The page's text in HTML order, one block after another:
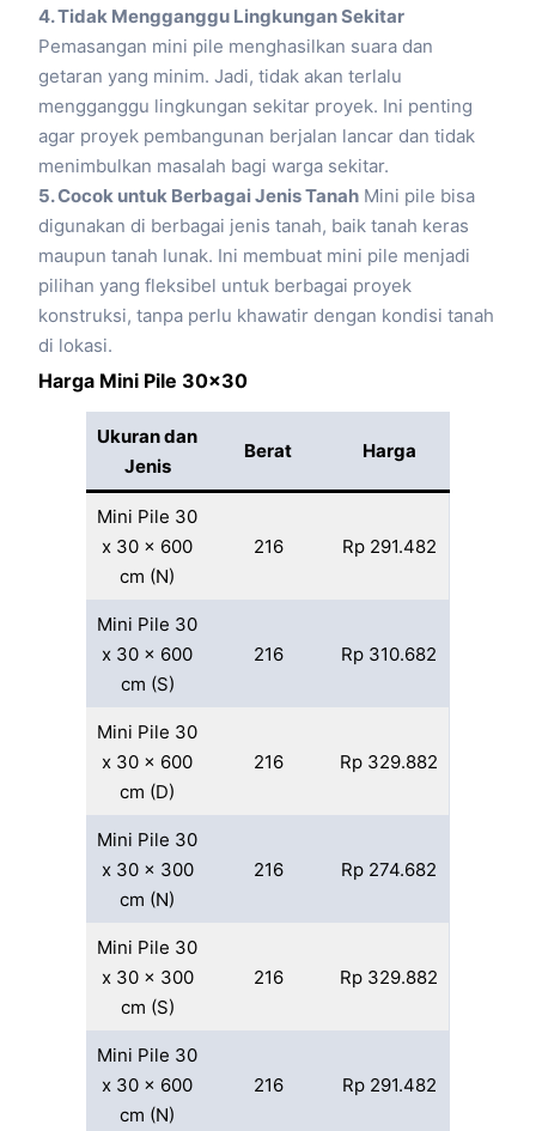
4. Tidak Mengganggu Lingkungan Sekitar
Pemasangan mini pile menghasilkan suara dan
getaran yang minim. Jadi, tidak akan terlalu
mengganggu lingkungan sekitar proyek. Ini penting
agar proyek pembangunan berjalan lancar dan tidak
menimbulkan masalah bagi warga sekitar.
5. Cocok untuk Berbagai Jenis Tanah Mini pile bisa
digunakan di berbagai jenis tanah, baik tanah keras
maupun tanah lunak. Ini membuat mini pile menjadi
pilihan yang fleksibel untuk berbagai proyek
konstruksi, tanpa perlu khawatir dengan kondisi tanah
di lokasi.
Harga Mini Pile 30×30
Ukuran dan
Jenis
Berat Harga
Mini Pile 30
x 30 x 600
cm (N)
216 Rp 291.482
Mini Pile 30
x 30 x 600
cm (S)
216 Rp 310.682
Mini Pile 30
x 30 x 600
cm (D)
216 Rp 329.882
Mini Pile 30
x 30 x 300
cm (N)
216 Rp 274.682
Mini Pile 30
x 30 x 300
cm (S)
216 Rp 329.882
Mini Pile 30
x 30 x 600
cm (N)
216 Rp 291.482